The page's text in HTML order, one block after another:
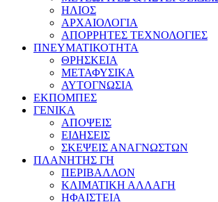
ΗΛΙΟΣ
ΑΡΧΑΙΟΛΟΓΙΑ
ΑΠΟΡΡΗΤΕΣ ΤΕΧΝΟΛΟΓΙΕΣ
ΠΝΕΥΜΑΤΙΚΟΤΗΤΑ
ΘΡΗΣΚΕΙΑ
ΜΕΤΑΦΥΣΙΚΑ
ΑΥΤΟΓΝΩΣΙΑ
ΕΚΠΟΜΠΕΣ
ΓΕΝΙΚΑ
ΑΠΟΨΕΙΣ
ΕΙΔΗΣΕΙΣ
ΣΚΕΨΕΙΣ ΑΝΑΓΝΩΣΤΩΝ
ΠΛΑΝΗΤΗΣ ΓΗ
ΠΕΡΙΒΑΛΛΟΝ
ΚΛΙΜΑΤΙΚΗ ΑΛΛΑΓΗ
ΗΦΑΙΣΤΕΙΑ